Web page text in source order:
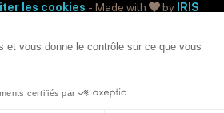
et vous donne le contrôle sur ce que vous
certifiés par
les cookies - Made with by
IRIS
non conforme
Les